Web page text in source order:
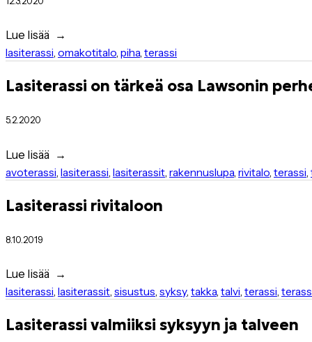
Lue lisää
lasiterassi, omakotitalo, piha, terassi
Lasiterassi on tärkeä osa Lawsonin
5.2.2020
Lue lisää
avoterassi lasiterassi lasiterassit rakennuslupa rivitalo terassi
Lasiterassi rivitaloon
8.10.2019
Lue lisää
lasiterassi, lasiterassit, sisustus, syksy, takka, talvi, terassi,
Lasiterassi valmiiksi syksyyn ja talveen